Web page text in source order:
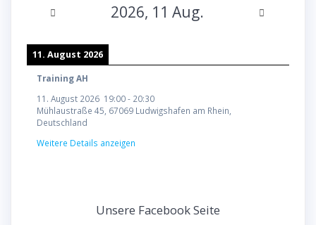
2026, 11 Aug.
11. August 2026
Training AH
11. August 2026 19:00- 20:30
Mühlaustraße 45, 67069 Ludwigshafen am Rhein,
Deutschland
Weitere Details anzeigen
Unsere Facebook Seite